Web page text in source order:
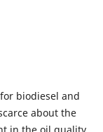
biodiesel and
about the